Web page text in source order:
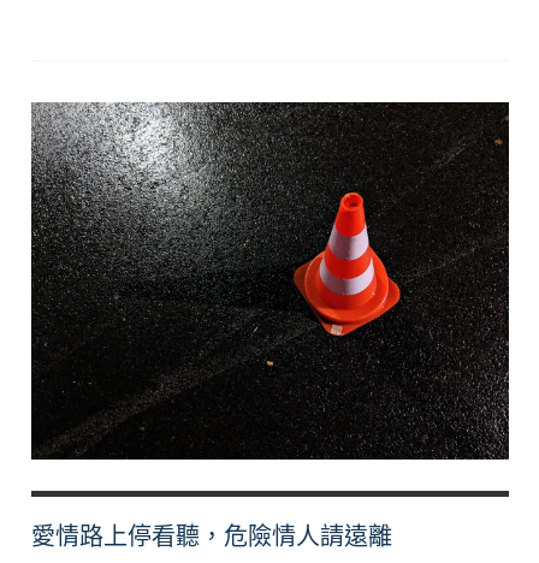
相
愛、
想
愛，
卻
不
能
好
好
找
回
彼
愛情路上停看聽，危險情人請遠離